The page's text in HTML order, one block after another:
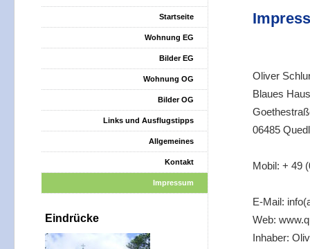
Oliver
Blaues
06485
Mobil: + 49
E-Mail:
Web:
Inhaber:
Startseite
Wohnung EG
Bilder EG
Wohnung OG
Bilder OG
Links und Ausflugstipps
Allgemeines
Kontakt
Impressum
Eindrücke